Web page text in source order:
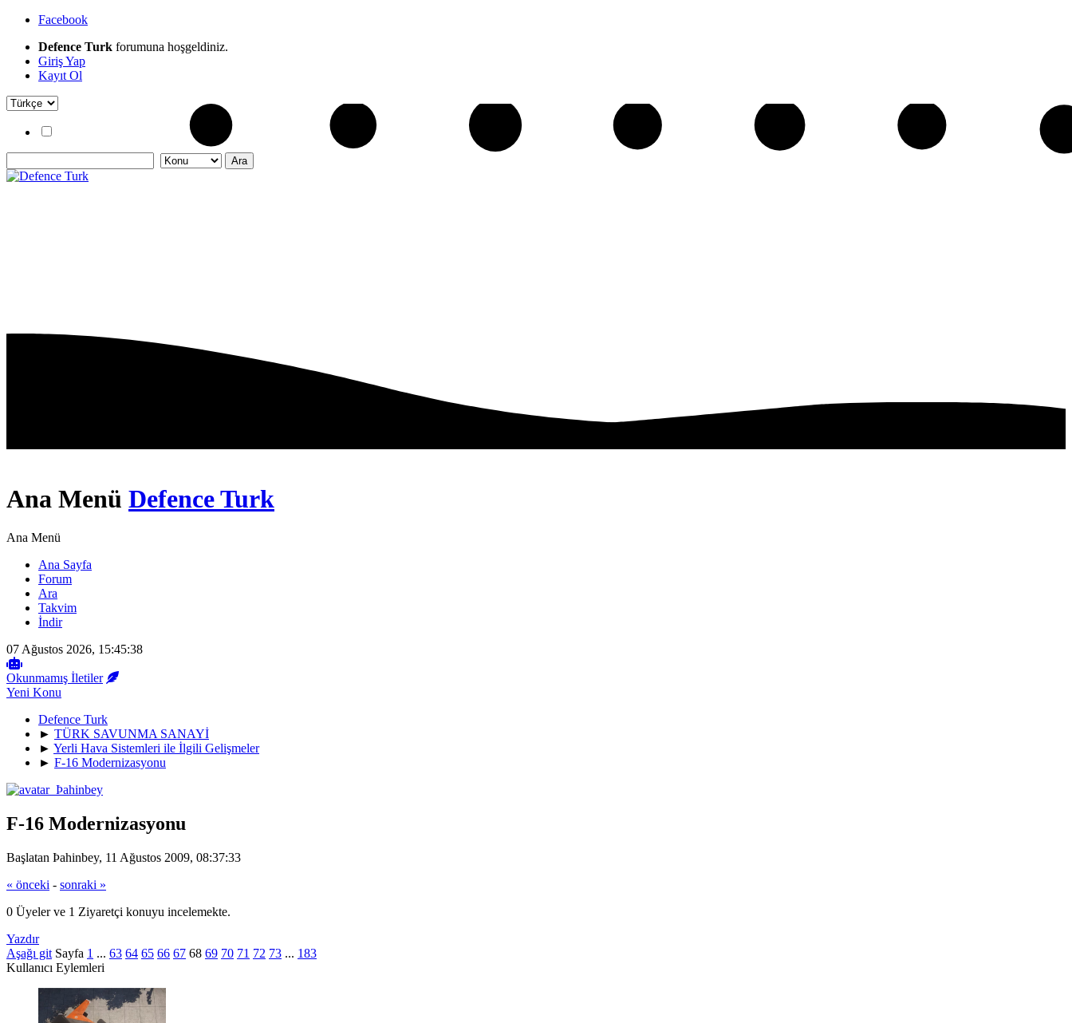
Facebook
Defence Turk forumuna hoşgeldiniz.
Giriş Yap
Kayıt Ol
Ana Menü Defence Turk
Ana Menü
Ana Sayfa
Forum
Ara
Takvim
İndir
07 Ağustos 2026, 15:45:38
Okunmamış İletiler
Yeni Konu
Defence Turk
► TÜRK SAVUNMA SANAYİ
► Yerli Hava Sistemleri ile İlgili Gelişmeler
► F-16 Modernizasyonu
F-16 Modernizasyonu
Başlatan Þahinbey, 11 Ağustos 2009, 08:37:33
« önceki - sonraki »
0 Üyeler ve 1 Ziyaretçi konuyu incelemekte.
Yazdır
Aşağı git Sayfa 1 ... 63 64 65 66 67 68 69 70 71 72 73 ... 183
Kullanıcı Eylemleri